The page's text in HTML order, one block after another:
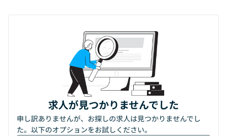
求人が見つかりませんでした
申し訳ありませんが、お探しの求人は見つかりませんでし
た。以下のオプションをお試しください。